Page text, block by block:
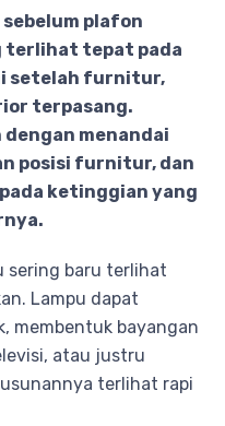
plafon
terlihat tepat pada
setelah furnitur,
terpasang.
menandai
posisi furnitur, dan
ketinggian yang
sering baru terlihat
Lampu dapat
membentuk bayangan
atau justru
terlihat rapi